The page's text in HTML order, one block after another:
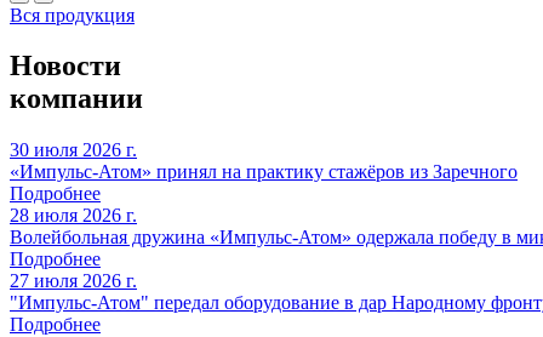
Вся продукция
Новости
компании
30 июля 2026 г.
«Импульс-Атом» принял на практику стажёров из Заречного
Подробнее
28 июля 2026 г.
Волейбольная дружина «Импульс-Атом» одержала победу в
Подробнее
27 июля 2026 г.
"Импульс-Атом" передал оборудование в дар Народному
Подробнее